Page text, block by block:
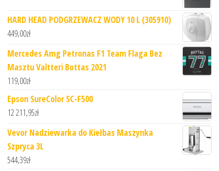
HARD HEAD PODGRZEWACZ WODY 10 L (305910)
449,00zł
Mercedes Amg Petronas F1 Team Flaga Bez
Masztu Valtteri Bottas 2021
119,00zł
Epson SureColor SC-F500
12 211,95zł
Vevor Nadziewarka do Kiełbas Maszynka
Szpryca 3L
544,39zł